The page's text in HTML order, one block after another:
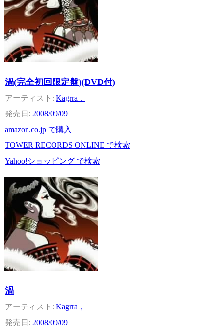
渦(完全初回限定盤)(DVD付)
Kagrra，
2008/09/09
amazon.co.jp で購入
TOWER RECORDS ONLINE で検索
Yahoo!ショッピング で検索
渦
Kagrra，
2008/09/09